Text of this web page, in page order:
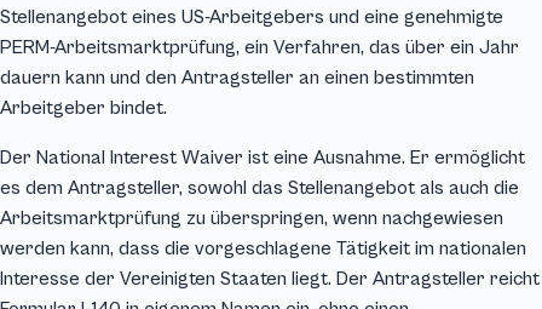
Stellenangebot eines US-Arbeitgebers und eine genehmigte
PERM-Arbeitsmarktprüfung, ein Verfahren, das über ein Jahr
dauern kann und den Antragsteller an einen bestimmten
Arbeitgeber bindet.
Der National Interest Waiver ist eine Ausnahme. Er ermöglicht
es dem Antragsteller, sowohl das Stellenangebot als auch die
Arbeitsmarktprüfung zu überspringen, wenn nachgewiesen
werden kann, dass die vorgeschlagene Tätigkeit im nationalen
Interesse der Vereinigten Staaten liegt. Der Antragsteller reicht